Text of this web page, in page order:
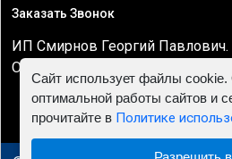
Заказать Звонок
ИП Смирнов Георгий
ОГРНИП 324470400032610
Сайт использует файлы
оптимальной работы сайтов и
прочитайте в Политике